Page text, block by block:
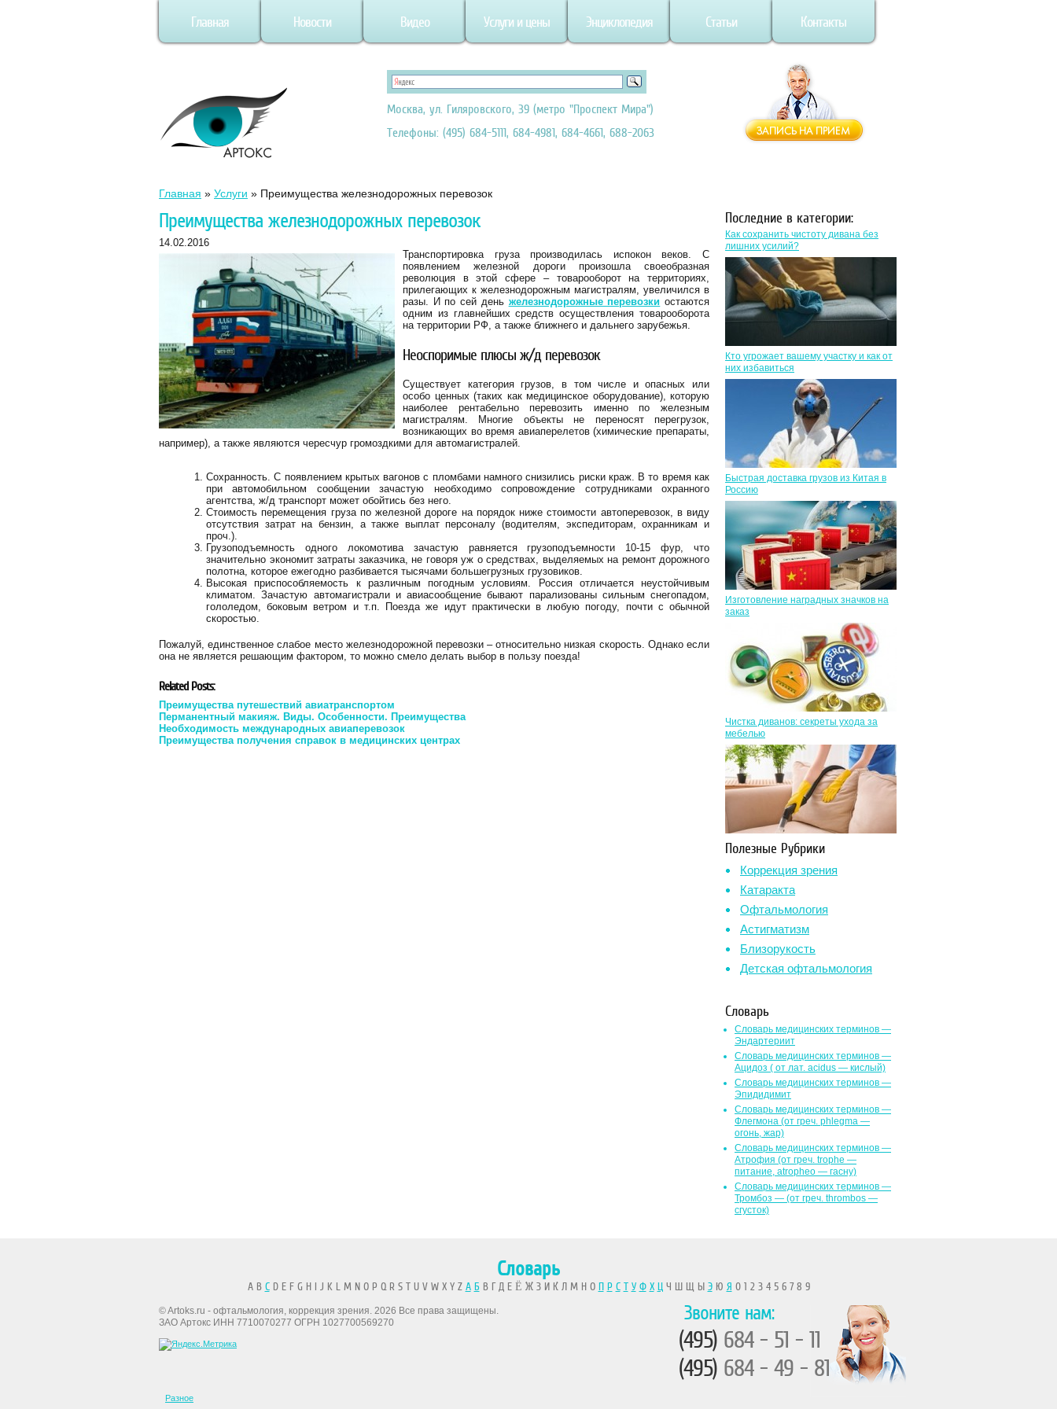
Главная Новости Видео Услуги и цены Энциклопедия Статьи Контакты
Москва, ул. Гиляровского, 39 (метро "Проспект Мира")
Телефоны: (495) 684-5111, 684-4981, 684-4661, 688-2063
Главная » Услуги » Преимущества железнодорожных перевозок
Преимущества железнодорожных перевозок
14.02.2016
Транспортировка груза производилась испокон веков. С
появлением железной дороги произошла своеобразная
революция в этой сфере – товарооборот на территориях,
прилегающих к железнодорожным магистралям, увеличился в
разы. И по сей день железнодорожные перевозки остаются
одним из главнейших средств осуществления товарооборота
на территории РФ, а также ближнего и дальнего зарубежья.
Неоспоримые плюсы ж/д перевозок
Существует категория грузов, в том числе и опасных или
особо ценных (таких как медицинское оборудование), которую
наиболее рентабельно перевозить именно по железным
магистралям. Многие объекты не переносят перегрузок,
возникающих во время авиаперелетов (химические препараты,
например), а также являются чересчур громоздкими для автомагистралей.
Сохранность. С появлением крытых вагонов с пломбами намного снизились риски краж. В то время как
при автомобильном сообщении зачастую необходимо сопровождение сотрудниками охранного
агентства, ж/д транспорт может обойтись без него.
Стоимость перемещения груза по железной дороге на порядок ниже стоимости автоперевозок, в виду
отсутствия затрат на бензин, а также выплат персоналу (водителям, экспедиторам, охранникам и
проч.).
Грузоподъемность одного локомотива зачастую равняется грузоподъемности 10-15 фур, что
значительно экономит затраты заказчика, не говоря уж о средствах, выделяемых на ремонт дорожного
полотна, которое ежегодно разбивается тысячами большегрузных грузовиков.
Высокая приспособляемость к различным погодным условиям. Россия отличается неустойчивым
климатом. Зачастую автомагистрали и авиасообщение бывают парализованы сильным снегопадом,
гололедом, боковым ветром и т.п. Поезда же идут практически в любую погоду, почти с обычной
скоростью.
Пожалуй, единственное слабое место железнодорожной перевозки – относительно низкая скорость. Однако если
она не является решающим фактором, то можно смело делать выбор в пользу поезда!
Related Posts:
Преимущества путешествий авиатранспортом
Перманентный макияж. Виды. Особенности. Преимущества
Необходимость международных авиаперевозок
Преимущества получения справок в медицинских центрах
Последние в категории:
Как сохранить чистоту дивана без
лишних усилий?
Кто угрожает вашему участку и как от
них избавиться
Быстрая доставка грузов из Китая в
Россию
Изготовление наградных значков на
заказ
Чистка диванов: секреты ухода за
мебелью
Полезные Рубрики
Коррекция зрения
Катаракта
Офтальмология
Астигматизм
Близорукость
Детская офтальмология
Словарь
Словарь медицинских терминов —
Эндартериит
Словарь медицинских терминов —
Ацидоз ( от лат. асidus — кислый)
Словарь медицинских терминов —
Эпидидимит
Словарь медицинских терминов —
Флегмона (от гpeч. phlegma —
огонь, жар)
Словарь медицинских терминов —
Атрофия (от греч. trophe —
питание, atropheo — гасну)
Словарь медицинских терминов —
Тромбоз — (от греч. thrombos —
сгусток)
Словарь
A B CD E F G H I J K L M N O P Q R S T U V W X Y Z А БВ Г Д Е Ё Ж З И К Л М Н О П Р С Т У Ф Х ЦЧ Ш Щ Ы ЭЮ Я 0 1 2 3 4 5 6 7 8 9
© Artoks.ru - офтальмология, коррекция зрения. 2026 Все права защищены.
ЗАО Артокс ИНН 7710070277 ОГРН 1027700569270
Звоните нам:
(495) 684 - 51 - 11
(495) 684 - 49 - 81
Разное